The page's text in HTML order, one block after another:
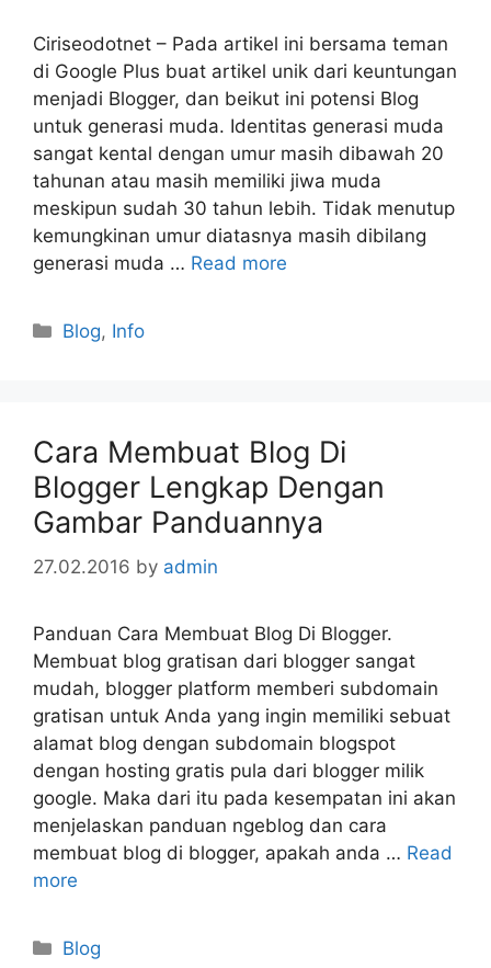
Ciriseodotnet – Pada artikel ini bersama teman
di Google Plus buat artikel unik dari keuntungan
menjadi Blogger, dan beikut ini potensi Blog
untuk generasi muda. Identitas generasi muda
sangat kental dengan umur masih dibawah 20
tahunan atau masih memiliki jiwa muda
meskipun sudah 30 tahun lebih. Tidak menutup
kemungkinan umur diatasnya masih dibilang
generasi muda … Read more
Categories
Blog, Info
Cara Membuat Blog Di
Blogger Lengkap Dengan
Gambar Panduannya
27.02.2016 by admin
Panduan Cara Membuat Blog Di Blogger.
Membuat blog gratisan dari blogger sangat
mudah, blogger platform memberi subdomain
gratisan untuk Anda yang ingin memiliki sebuat
alamat blog dengan subdomain blogspot
dengan hosting gratis pula dari blogger milik
google. Maka dari itu pada kesempatan ini akan
menjelaskan panduan ngeblog dan cara
membuat blog di blogger, apakah anda … Read
more
Categories
Blog